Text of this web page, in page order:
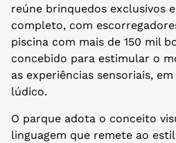
reúne brinquedos exclusivos
completo, com
piscina com mais de 150 mil
concebido para estimular o
as experiências sensoriais,
lúdico.
O parque adota o conceito
linguagem que remete ao